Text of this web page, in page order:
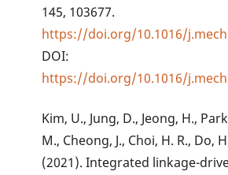
145, 103677.
https://doi.org/10.1016/
DOI:
https://doi.org/10.1016/
Kim, U., Jung, D., Jeong, H.,
M., Cheong, J., Choi, H. R., Do,
(2021). Integrated linkage-